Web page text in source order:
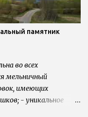
памятник
во всех
мельничный
имеющих
- уникальное